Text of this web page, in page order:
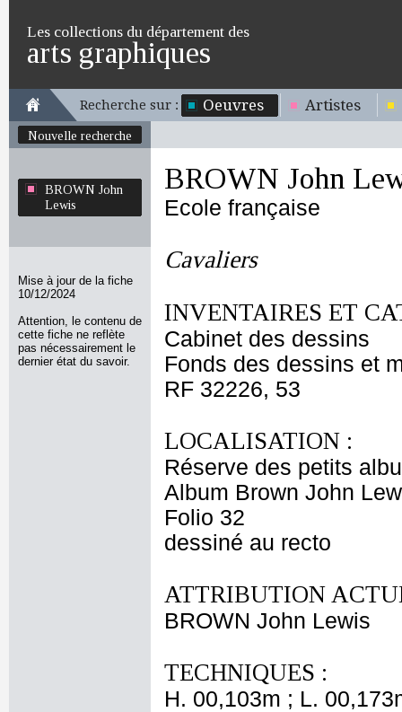
Les collections du département des
arts graphiques
Recherche sur : Oeuvres Artistes
Nouvelle recherche
BROWN John
Lewis
Mise à jour de la fiche
10/12/2024
Attention, le contenu de
cette fiche ne reflète
pas nécessairement le
dernier état du savoir.
BROWN John
Ecole française
Cavaliers
INVENTAIRES ET
Cabinet des dessins
Fonds des dessins et
RF 32226, 53
LOCALISATION :
Réserve des petits
Album Brown John
Folio 32
dessiné au recto
ATTRIBUTION
BROWN John Lewis
TECHNIQUES :
H. 00,103m ; L.